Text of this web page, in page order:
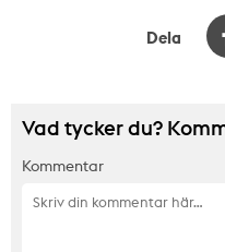
Dela
Vad tycker du?
Kommentar